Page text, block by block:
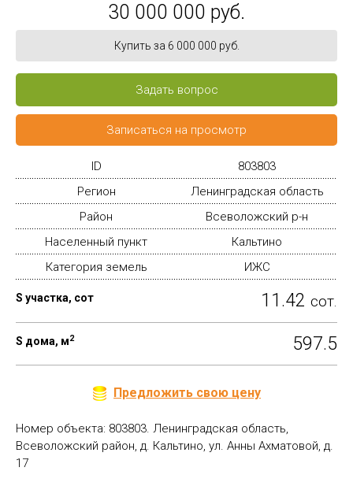
30 000 000 руб.
Купить за 6 000 000 руб.
Задать вопрос
Записаться на просмотр
ID
803803
Регион
Ленинградская область
Район
Всеволожский р-н
Населенный пункт
Кальтино
Категория земель
ИЖС
S участка, сот 11.42 сот.
S дома, м2 597.5
Предложить свою цену
Номер объекта: 803803. Ленинградская область,
Всеволожский район, д. Кальтино, ул. Анны Ахматовой, д.
17